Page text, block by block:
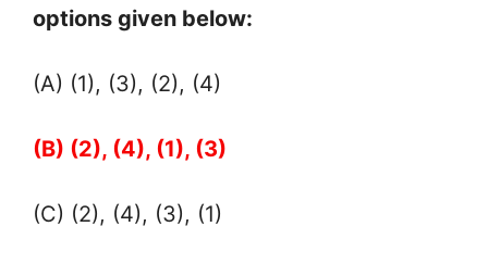
options given below:
(A) (1), (3), (2), (4)
(B) (2), (4), (1), (3)
(C) (2), (4), (3), (1)